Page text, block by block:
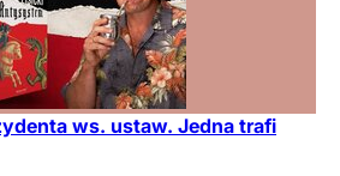
ws. ustaw. Jedna trafi